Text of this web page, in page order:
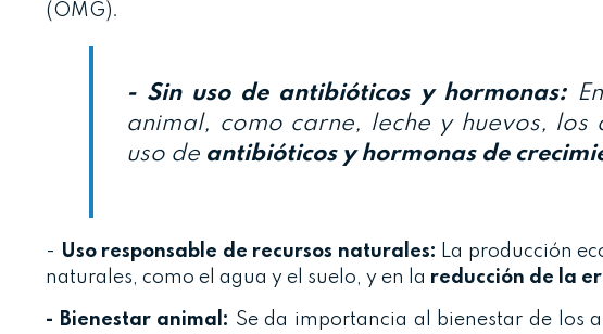
(OMG).
- Sin uso de antibióticos y hormonas:
animal, como carne, leche y huevos, los
uso de antibióticos y hormonas de
- Uso responsable de recursos naturales: La producción
naturales, como el agua y el suelo, y en la reducción de la
- Bienestar animal: Se da importancia al bienestar de los